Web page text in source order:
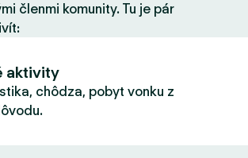
členmi komunity. Tu je pár
aktivity
chôdza, pobyt vonku z